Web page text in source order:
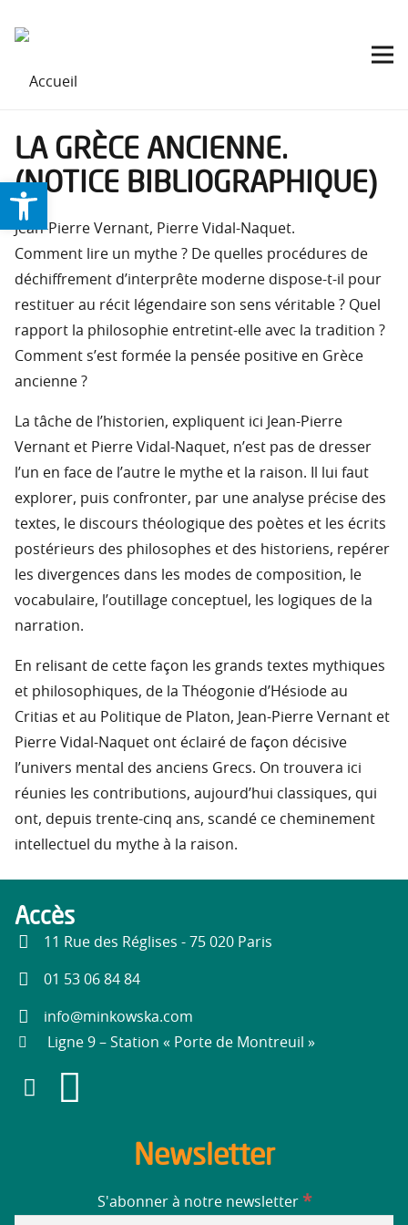
LA GRÈCE ANCIENNE.
(NOTICE BIBLIOGRAPHIQUE)
Jean-Pierre Vernant, Pierre Vidal-Naquet.
Comment lire un mythe ? De quelles procédures de
déchiffrement d’interprête moderne dispose-t-il pour
restituer au récit légendaire son sens véritable ? Quel
rapport la philosophie entretint-elle avec la tradition ?
Comment s’est formée la pensée positive en Grèce
ancienne ?
La tâche de l’historien, expliquent ici Jean-Pierre
Vernant et Pierre Vidal-Naquet, n’est pas de dresser
l’un en face de l’autre le mythe et la raison. Il lui faut
explorer, puis confronter, par une analyse précise des
textes, le discours théologique des poètes et les écrits
postérieurs des philosophes et des historiens, repérer
les divergences dans les modes de composition, le
vocabulaire, l’outillage conceptuel, les logiques de la
narration.
En relisant de cette façon les grands textes mythiques
et philosophiques, de la Théogonie d’Hésiode au
Critias et au Politique de Platon, Jean-Pierre Vernant et
Pierre Vidal-Naquet ont éclairé de façon décisive
l’univers mental des anciens Grecs. On trouvera ici
réunies les contributions, aujourd’hui classiques, qui
ont, depuis trente-cinq ans, scandé ce cheminement
intellectuel du mythe à la raison.
Accès
11 Rue des Réglises - 75 020 Paris
01 53 06 84 84
info@minkowska.com
Ligne 9 – Station « Porte de Montreuil »
Newsletter
S'abonner à notre newsletter *
Ouvrir la barre d’outils